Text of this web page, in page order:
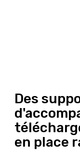
Des
en place